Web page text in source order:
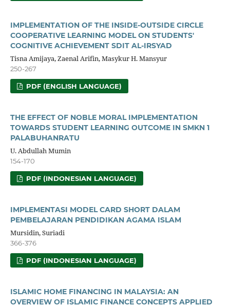
IMPLEMENTATION OF THE INSIDE-OUTSIDE CIRCLE
COOPERATIVE LEARNING MODEL ON STUDENTS'
COGNITIVE ACHIEVEMENT SDIT AL-IRSYAD
Tisna Amijaya, Zaenal Arifin, Masykur H. Mansyur
250-267
PDF (ENGLISH LANGUAGE)
THE EFFECT OF NOBLE MORAL IMPLEMENTATION
TOWARDS STUDENT LEARNING OUTCOME IN SMKN 1
PALABUHANRATU
U. Abdullah Mumin
154-170
PDF (INDONESIAN LANGUAGE)
IMPLEMENTASI MODEL CARD SHORT DALAM
PEMBELAJARAN PENDIDIKAN AGAMA ISLAM
Mursidin, Suriadi
366-376
PDF (INDONESIAN LANGUAGE)
ISLAMIC HOME FINANCING IN MALAYSIA: AN
OVERVIEW OF ISLAMIC FINANCE CONCEPTS APPLIED